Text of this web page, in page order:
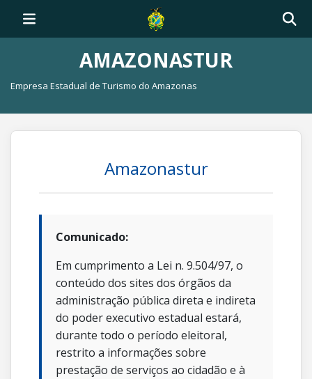
AMAZONASTUR
Empresa Estadual de Turismo do Amazonas
Amazonastur
Comunicado:
Em cumprimento a Lei n. 9.504/97, o
conteúdo dos sites dos órgãos da
administração pública direta e indireta
do poder executivo estadual estará,
durante todo o período eleitoral,
restrito a informações sobre
prestação de serviços ao cidadão e à